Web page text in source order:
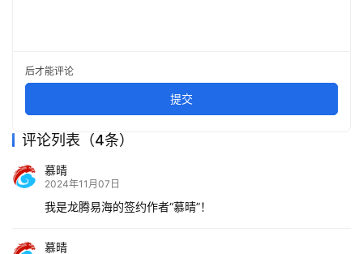
后才能评论
提交
评论列表（4条）
慕晴
2024年11月07日
我是龙腾易海的签约作者“慕晴”！
慕晴